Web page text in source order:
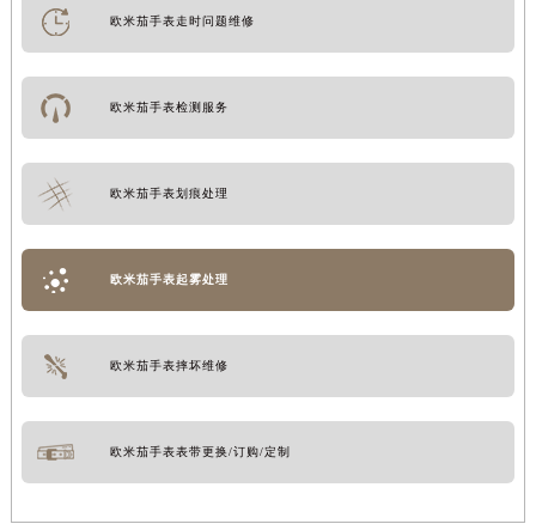
欧米茄手表走时问题维修
欧米茄手表检测服务
欧米茄手表划痕处理
欧米茄手表起雾处理
欧米茄手表摔坏维修
欧米茄手表表带更换/订购/定制